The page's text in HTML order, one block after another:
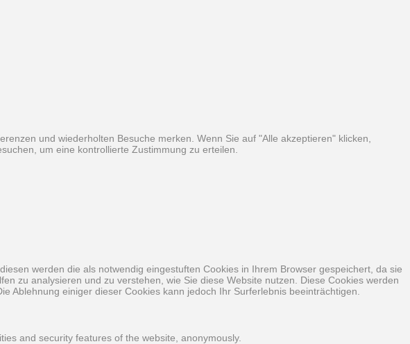
und wiederholten Besuche merken. Wenn Sie auf "Alle akzeptieren" klicken,
um eine kontrollierte Zustimmung zu erteilen.
werden die als notwendig eingestuften Cookies in Ihrem Browser gespeichert, da sie
zu analysieren und zu verstehen, wie Sie diese Website nutzen. Diese Cookies werden
Ablehnung einiger dieser Cookies kann jedoch Ihr Surferlebnis beeinträchtigen.
and security features of the website, anonymously.